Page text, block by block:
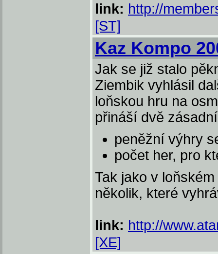
link: http://
[ST]
Kaz Kompo
Jak se již stalo
Ziembik vyhlásil
loňskou hru na
přináší dvě
peněžní výhry
počet her, pro
Tak jako v
několik, které
link: http://
[XE]